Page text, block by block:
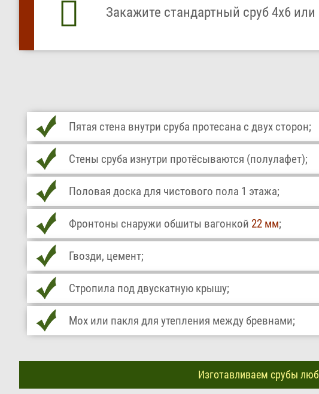
Закажите стандартный сруб 4х6
Пятая стена внутри сруба протесана с двух сторон;
Стены сруба изнутри протёсываются (полулафет);
Половая доска для чистового пола 1 этажа;
Фронтоны снаружи обшиты вагонкой 22 мм;
Гвозди, цемент;
Стропила под двускатную крышу;
Мох или пакля для утепления между бревнами;
Изготавливаем срубы